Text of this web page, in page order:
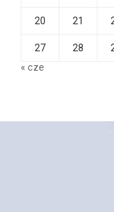
20 21
27 28
« cze